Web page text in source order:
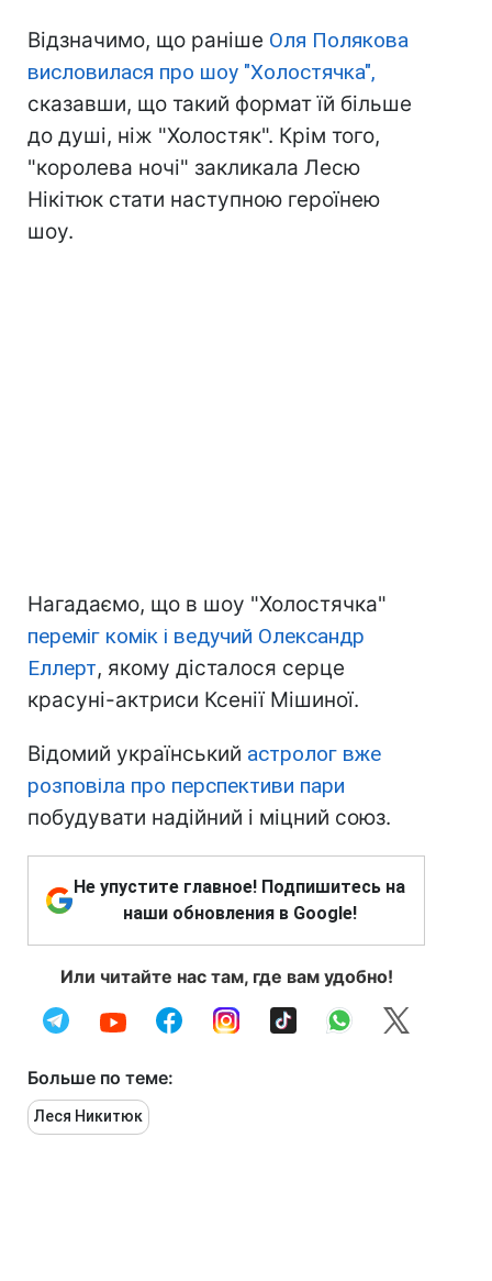
Відзначимо, що раніше Оля Полякова
висловилася про шоу "Холостячка",
сказавши, що такий формат їй більше
до душі, ніж "Холостяк". Крім того,
"королева ночі" закликала Лесю
Нікітюк стати наступною героїнею
шоу.
Нагадаємо, що в шоу "Холостячка"
переміг комік і ведучий Олександр
Еллерт, якому дісталося серце
красуні-актриси Ксенії Мішиної.
Відомий український астролог вже
розповіла про перспективи пари
побудувати надійний і міцний союз.
Не упустите главное! Подпишитесь на
наши обновления в Google!
Или читайте нас там, где вам удобно!
Больше по теме:
Леся Никитюк